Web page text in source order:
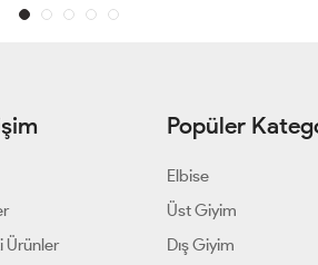
Ürünler
Popüler
Elbise
Üst Giyim
Dış Giyim